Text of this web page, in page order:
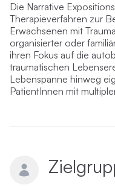
Die Narrative
Therapieverfahren zur
Erwachsenen mit
organisierter oder
ihren Fokus auf die
traumatischen
Lebenspanne hinweg
PatientInnen mit